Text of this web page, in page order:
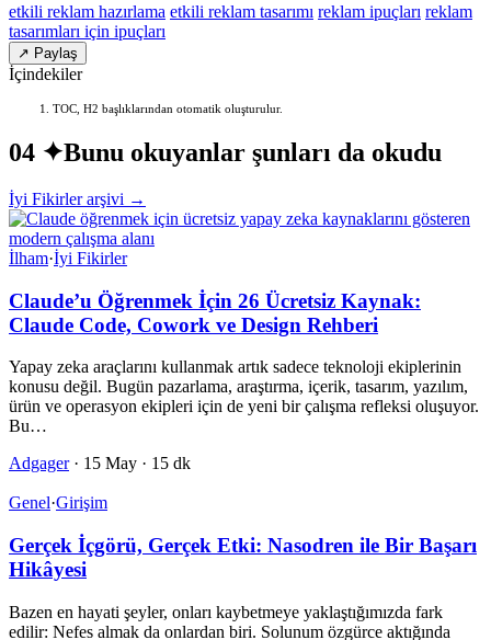
etkili reklam hazırlama etkili reklam tasarımı reklam ipuçları reklam
tasarımları için ipuçları
↗ Paylaş
İçindekiler
TOC, H2 başlıklarından otomatik oluşturulur.
04 ✦Bunu okuyanlar şunları da okudu
İyi Fikirler arşivi →
İlham·İyi Fikirler
Claude’u Öğrenmek İçin 26 Ücretsiz Kaynak:
Claude Code, Cowork ve Design Rehberi
Yapay zeka araçlarını kullanmak artık sadece teknoloji ekiplerinin
konusu değil. Bugün pazarlama, araştırma, içerik, tasarım, yazılım,
ürün ve operasyon ekipleri için de yeni bir çalışma refleksi oluşuyor.
Bu…
Adgager · 15 May · 15 dk
Genel·Girişim
Gerçek İçgörü, Gerçek Etki: Nasodren ile Bir Başarı
Hikâyesi
Bazen en hayati şeyler, onları kaybetmeye yaklaştığımızda fark
edilir: Nefes almak da onlardan biri. Solunum özgürce aktığında